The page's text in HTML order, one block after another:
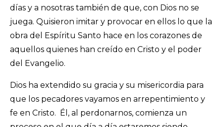
días y a nosotras también de que, con Dios no se
juega. Quisieron imitar y provocar en ellos lo que la
obra del Espíritu Santo hace en los corazones de
aquellos quienes han creído en Cristo y el poder
del Evangelio.
Dios ha extendido su gracia y su misericordia para
que los pecadores vayamos en arrepentimiento y
fe en Cristo. Él, al perdonarnos, comienza un